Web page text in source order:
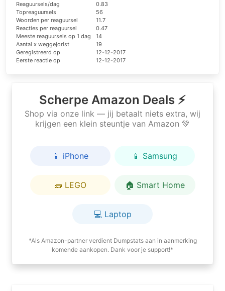
Reaguursels/dag
0.83
Topreaguursels
56
Woorden per reaguursel
11.7
Reacties per reaguursel
0.47
Meeste reaguursels op 1 dag
14
Aantal x weggejorist
19
Geregistreerd op
12-12-2017
Eerste reactie op
12-12-2017
Scherpe Amazon Deals ⚡
Shop via onze link — jij betaalt niets extra, wij
krijgen een klein steuntje van Amazon 💚
📱 iPhone 📱 Samsung
🧱 LEGO 🏠 Smart Home
💻 Laptop
*Als Amazon-partner verdient Dumpstats aan in aanmerking
komende aankopen. Dank voor je support!*